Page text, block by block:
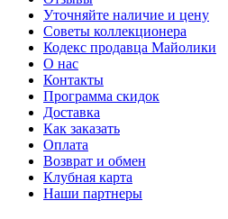
Уточняйте наличие и цену
Советы коллекционера
Кодекс продавца Майолики
О нас
Контакты
Программа скидок
Доставка
Как заказать
Оплата
Возврат и обмен
Клубная карта
Наши партнеры